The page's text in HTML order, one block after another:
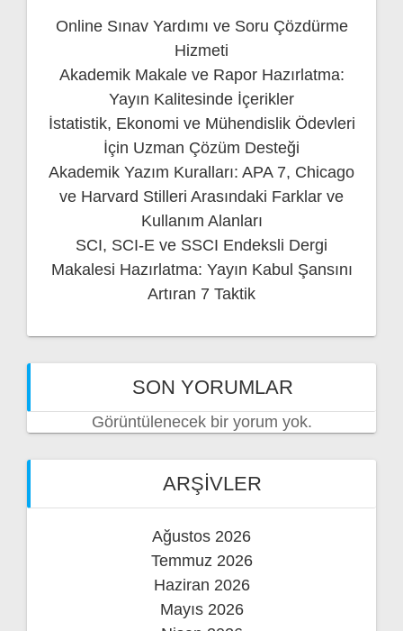
Online Sınav Yardımı ve Soru Çözdürme
Hizmeti
Akademik Makale ve Rapor Hazırlatma:
Yayın Kalitesinde İçerikler
İstatistik, Ekonomi ve Mühendislik Ödevleri
İçin Uzman Çözüm Desteği
Akademik Yazım Kuralları: APA 7, Chicago
ve Harvard Stilleri Arasındaki Farklar ve
Kullanım Alanları
SCI, SCI-E ve SSCI Endeksli Dergi
Makalesi Hazırlatma: Yayın Kabul Şansını
Artıran 7 Taktik
SON YORUMLAR
Görüntülenecek bir yorum yok.
ARŞIVLER
Ağustos 2026
Temmuz 2026
Haziran 2026
Mayıs 2026